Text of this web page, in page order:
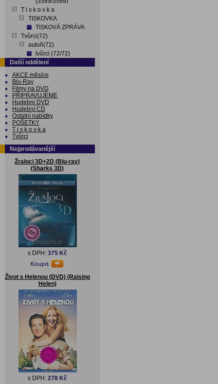
T i s k o v k a
TISKOVKA
TISKOVÁ ZPRÁVA
Tvůrci(72)
autoři(72)
tvůrci (72/72)
Další oddělení
AKCE měsíce
Blu-Ray
Filmy na DVD
PŘIPRAVUJEME
Hudebni DVD
Hudební CD
Ostatní nabídky
POŠETKY
T i s k o v k a
Tvůrci
Nejprodávanější
Žraloci 3D+2D (Blu-ray)
(Sharks 3D)
s DPH: 375 Kč
Život s Helenou (DVD) (Raising
Helen)
s DPH: 278 Kč